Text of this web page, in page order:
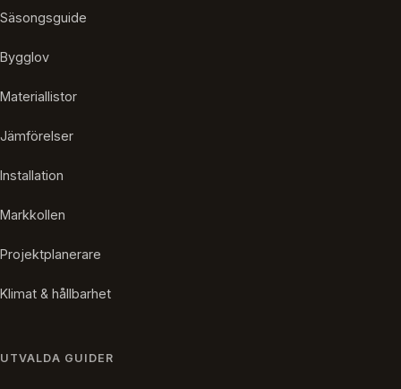
Säsongsguide
Bygglov
Materiallistor
Jämförelser
Installation
Markkollen
Projektplanerare
Klimat & hållbarhet
UTVALDA GUIDER